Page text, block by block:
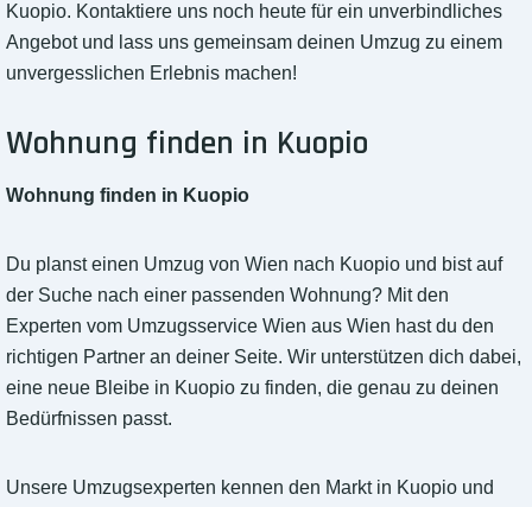
Kuopio. Kontaktiere uns noch heute für ein unverbindliches
Angebot und lass uns gemeinsam deinen Umzug zu einem
unvergesslichen Erlebnis machen!
Wohnung finden in Kuopio
Wohnung finden in Kuopio
Du planst einen Umzug von Wien nach Kuopio und bist auf
der Suche nach einer passenden Wohnung? Mit den
Experten vom Umzugsservice Wien aus Wien hast du den
richtigen Partner an deiner Seite. Wir unterstützen dich dabei,
eine neue Bleibe in Kuopio zu finden, die genau zu deinen
Bedürfnissen passt.
Unsere Umzugsexperten kennen den Markt in Kuopio und